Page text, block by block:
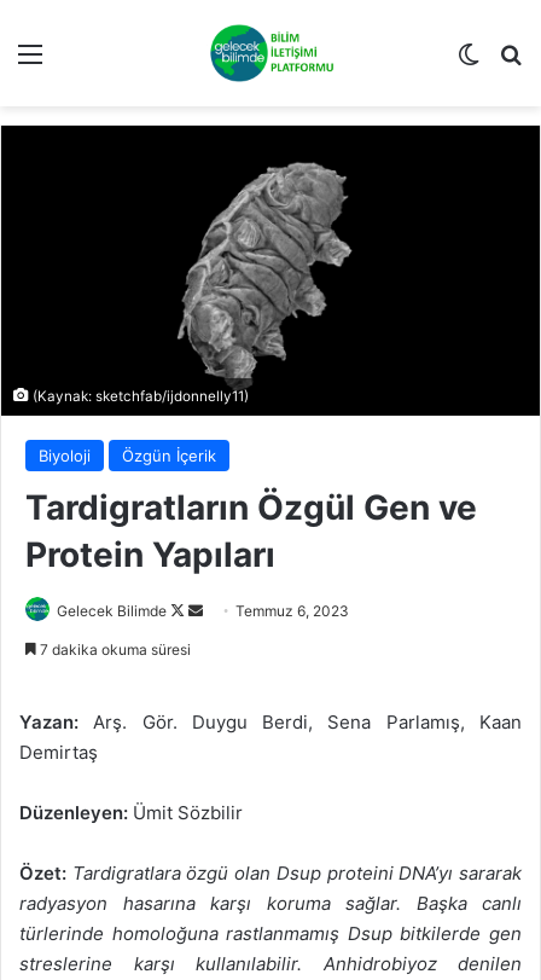
Menü Dış
(Kaynak: sketchfab/ijdonnelly11)
Biyoloji Özgün İçerik
Tardigratların Özgül Gen ve
Protein Yapıları
Gelecek Bilimde
Follow
Bir
Temmuz 6, 2023
7 dakika okuma süresi
Yazan: Arş. Gör. Duygu Berdi, Sena Parlamış, Kaan
Demirtaş
Düzenleyen: Ümit Sözbilir
Özet: Tardigratlara özgü olan Dsup proteini DNA’yı sararak
radyasyon hasarına karşı koruma sağlar. Başka canlı
türlerinde homoloğuna rastlanmamış Dsup bitkilerde gen
streslerine karşı kullanılabilir. Anhidrobiyoz denilen